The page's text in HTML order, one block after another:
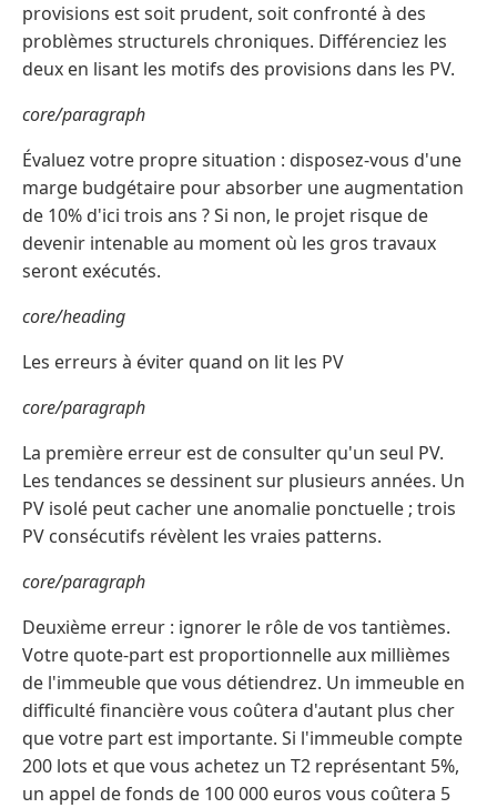
provisions est soit prudent, soit confronté à des
problèmes structurels chroniques. Différenciez les
deux en lisant les motifs des provisions dans les PV.
core/paragraph
Évaluez votre propre situation : disposez-vous d'une
marge budgétaire pour absorber une augmentation
de 10% d'ici trois ans ? Si non, le projet risque de
devenir intenable au moment où les gros travaux
seront exécutés.
core/heading
Les erreurs à éviter quand on lit les PV
core/paragraph
La première erreur est de consulter qu'un seul PV.
Les tendances se dessinent sur plusieurs années. Un
PV isolé peut cacher une anomalie ponctuelle ; trois
PV consécutifs révèlent les vraies patterns.
core/paragraph
Deuxième erreur : ignorer le rôle de vos tantièmes.
Votre quote-part est proportionnelle aux millièmes
de l'immeuble que vous détiendrez. Un immeuble en
difficulté financière vous coûtera d'autant plus cher
que votre part est importante. Si l'immeuble compte
200 lots et que vous achetez un T2 représentant 5%,
un appel de fonds de 100 000 euros vous coûtera 5